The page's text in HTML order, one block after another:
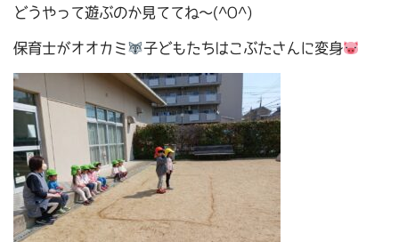
どうやって遊ぶのか見ててね～(^O^)
保育士がオオカミ 子どもたちはこぶたさんに変身